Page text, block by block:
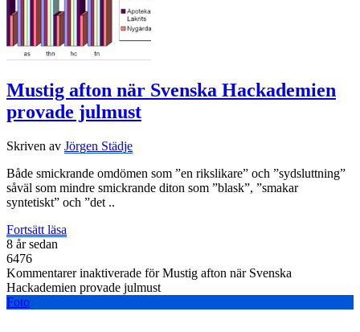
Mustig afton när Svenska Hackademien
provade julmust
Skriven av Jörgen Städje
Både smickrande omdömen som ”en rikslikare” och ”sydsluttning”
såväl som mindre smickrande diton som ”blask”, ”smakar
syntetiskt” och ”det ..
Fortsätt läsa
8 år sedan
6476
Kommentarer inaktiverade för Mustig afton när Svenska
Hackademien provade julmust
Foto